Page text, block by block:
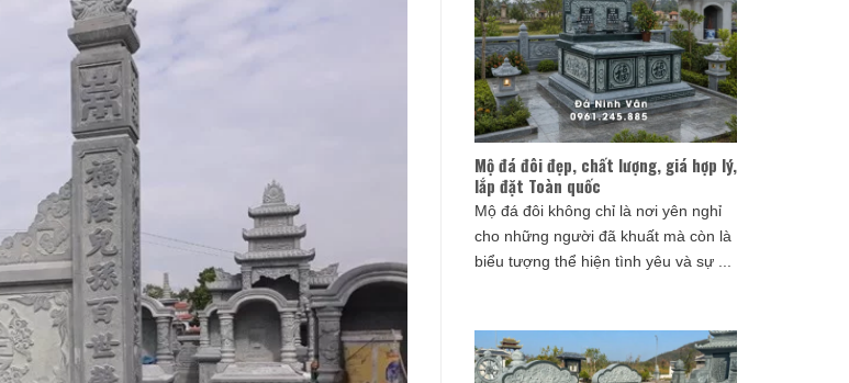
Mộ đá đôi đẹp, chất lượng, giá hợp lý,
lắp đặt Toàn quốc
Mộ đá đôi không chỉ là nơi yên nghỉ
cho những người đã khuất mà còn là
biểu tượng thể hiện tình yêu và sự ...